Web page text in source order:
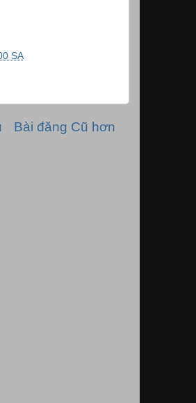
SA
Bài đăng Cũ hơn